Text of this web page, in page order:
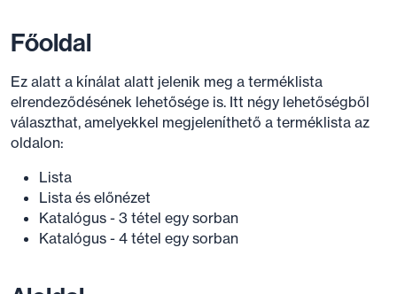
Főoldal
Ez alatt a kínálat alatt jelenik meg a terméklista
elrendeződésének lehetősége is. Itt négy lehetőségből
választhat, amelyekkel megjeleníthető a terméklista az
oldalon:
Lista
Lista és előnézet
Katalógus - 3 tétel egy sorban
Katalógus - 4 tétel egy sorban